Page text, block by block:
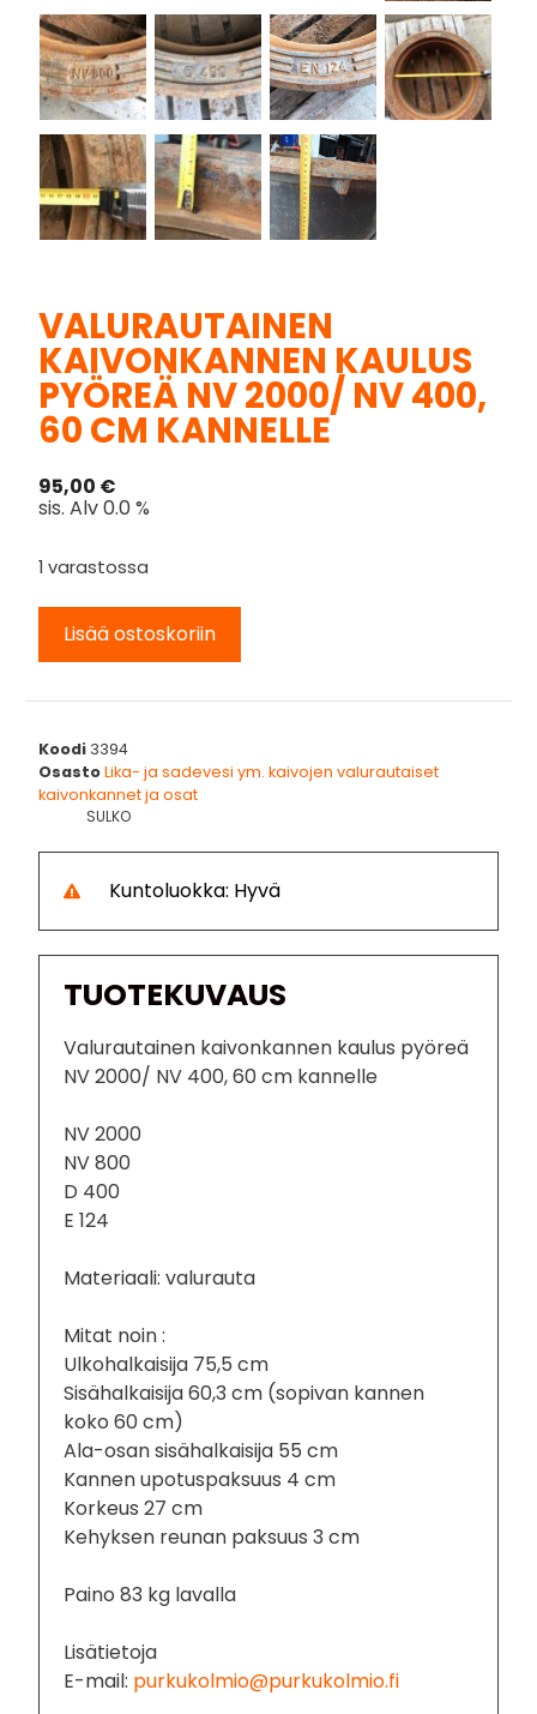
VALURAUTAINEN
KAIVONKANNEN KAULUS
PYÖREÄ NV 2000/ NV 400,
60 CM KANNELLE
95,00 €
sis. Alv 0.0 %
1 varastossa
Lisää ostoskoriin
Koodi 3394
OsastoLika- ja sadevesi ym. kaivojen valurautaiset
kaivonkannet ja osat
SULKO
Kuntoluokka: Hyvä
TUOTEKUVAUS
Valurautainen kaivonkannen kaulus pyöreä
NV 2000/ NV 400, 60 cm kannelle
NV 2000
NV 800
D 400
E 124
Materiaali: valurauta
Mitat noin :
Ulkohalkaisija 75,5 cm
Sisähalkaisija 60,3 cm (sopivan kannen
koko 60 cm)
Ala-osan sisähalkaisija 55 cm
Kannen upotuspaksuus 4 cm
Korkeus 27 cm
Kehyksen reunan paksuus 3 cm
Paino 83 kg lavalla
Lisätietoja
E-mail: purkukolmio@purkukolmio.fi